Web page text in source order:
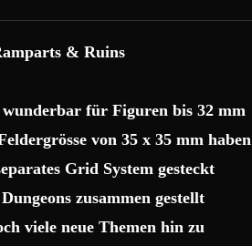
& Ruins
für Figuren bis 32 mm
von 35 x 35 mm haben
Grid System gesteckt
zusammen gestellt
viele neue Themen hin zu